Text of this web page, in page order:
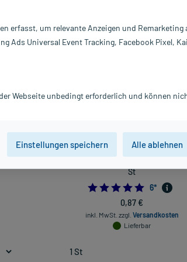
Produkte pro Seite: 24
m, 1
Ypsiflex Elastische Mullbinde 6 cm x
St
5.0
6*
0,87 €
inkl. MwSt. zzgl. Versandkosten
Lieferbar
erfasst, um relevante Anzeigen und Remarketing
Ads Universal Event Tracking, Facebook Pixel,
Webseite unbedingt erforderlich und können
Einstellungen speichern Alle ablehnen